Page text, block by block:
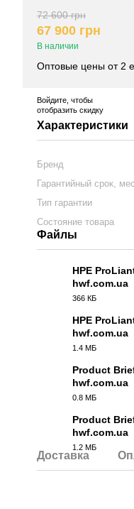
72 600 грн
67 900 грн
В наличии
Оптовые цены от 2
Войдите , чтобы
отобразить скидку
Характеристики
Бренд
Гарантийный срок,
Тип гарантии
Состояние товара
Файлы
HPE
hwf.com.ua
366 КБ
HPE
hwf.com.ua
1.4 МБ
Product
hwf.com.ua
0.8 МБ
Product
hwf.com.ua
1.2 МБ
Доставка